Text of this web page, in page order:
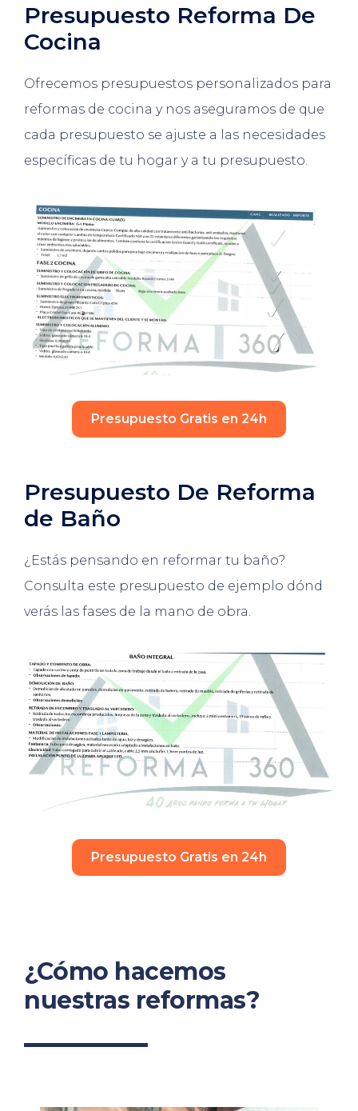
Presupuesto Reforma De
Cocina
Ofrecemos presupuestos personalizados para
reformas de cocina y nos aseguramos de que
cada presupuesto se ajuste a las necesidades
específicas de tu hogar y a tu presupuesto.
Presupuesto Gratis en 24h
Presupuesto De Reforma
de Baño
¿Estás pensando en reformar tu baño?
Consulta este presupuesto de ejemplo dónd
verás las fases de la mano de obra.
Presupuesto Gratis en 24h
¿Cómo hacemos
nuestras reformas?